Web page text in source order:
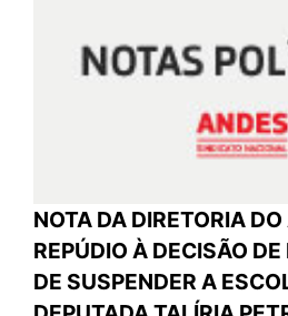
NOTA DA DIRETORIA
REPÚDIO À DECISÃO
DE SUSPENDER A